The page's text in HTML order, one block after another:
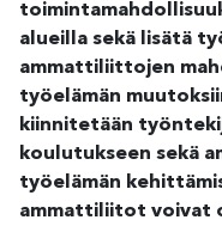
alueilla sekä lisätä
ammattiliittojen
työelämän
kiinnitetään
koulutukseen sekä
työelämän
ammattiliitot voivat